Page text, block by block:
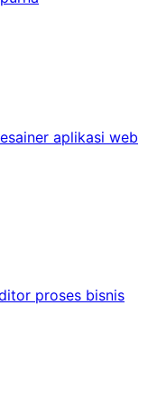
aplikasi web
proses bisnis